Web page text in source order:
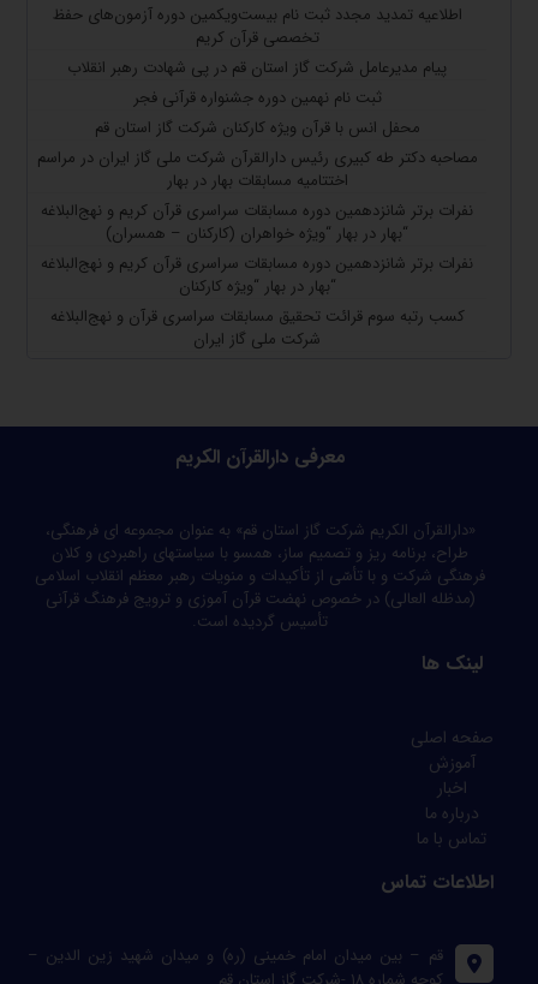
اطلاعیه تمدید مجدد ثبت نام بیست‌ویکمین دوره آزمون‌های حفظ
تخصصی قرآن کریم
پیام مدیرعامل شرکت گاز استان قم در پی شهادت رهبر انقلاب
ثبت نام نهمین دوره جشنواره قرآنی فجر
محفل انس با قرآن ویژه کارکنان شرکت گاز استان قم
مصاحبه دکتر طه کبیری رئیس دارالقرآن شرکت ملی گاز ایران در مراسم
اختتامیه مسابقات بهار در بهار
نفرات برتر شانزدهمین دوره مسابقات سراسری قرآن کریم و نهج‌البلاغه
“بهار در بهار “ویژه خواهران (کارکنان – همسران)
نفرات برتر شانزدهمین دوره مسابقات سراسری قرآن کریم و نهج‌البلاغه
“بهار در بهار “ویژه کارکنان
کسب رتبه سوم قرائت تحقیق مسابقات سراسری قرآن و نهج‌البلاغه
شرکت ملی گاز ایران
معرفی دارالقرآن الکریم
«دارالقرآن الکریم شرکت گاز استان قم» به عنوان مجموعه ای فرهنگی،
طراح، برنامه ریز و تصمیم ساز، همسو با سیاستهای راهبردی و کلان
فرهنگی شرکت و با تأسّی از تأکیدات و منویات رهبر معظم انقلاب اسلامی
(مدظله العالی) در خصوص نهضت قرآن آموزی و ترویج فرهنگ قرآنی
تأسیس گردیده است.
لینک ها
صفحه اصلی
آموزش
اخبار
درباره ما
تماس با ما
اطلاعات تماس
قم – بین میدان امام خمینی (ره) و میدان شهید زین الدین –